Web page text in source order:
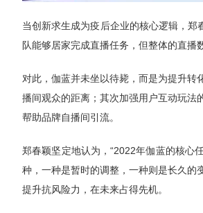
当创新求生成为疫后企业的核心逻辑，郑
队能够居家完成直播任务，但整体的直播
对此，伽蓝并未坐以待毙，而是为提升转
播间观众的距离；其次加强用户互动玩法
帮助品牌自播间引流。
郑春颖坚定地认为，“2022年伽蓝的核心
种，一种是暂时的调整，一种则是长久的
提升抗风险力，在未来占得先机。